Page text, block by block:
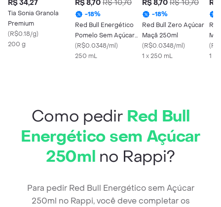
R$ 34,27
Tia Sonia Granola
Premium
(R$0.18/g)
200 g
R$ 8,70 R$ 10,70
-18%
Red Bull Energético
Pomelo Sem Açúcar
250 mL
(R$0.0348/ml)
250 mL
R$ 8,70 R$ 10,70
-18%
Red Bull Zero Açúcar
Maçã 250ml
(R$0.0348/ml)
1 x 250 mL
R$
(
1 X
Como pedir Red Bull
Energético sem Açúcar
250ml no Rappi?
Para pedir Red Bull Energético sem Açúcar
250ml no Rappi, você deve completar os